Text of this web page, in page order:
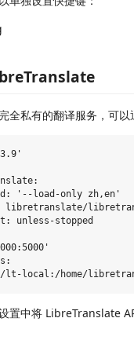
全私有的翻译服务，可
'--load-only zh,en'
libretranslate/
unless-stopped
置中将 LibreTranslate